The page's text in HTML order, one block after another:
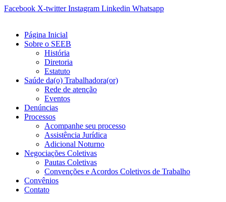
Ir
conteúdo
Facebook X-twitter Instagram Linkedin Whatsapp
Página Inicial
Sobre o SEEB
História
Diretoria
Estatuto
Saúde da(o) Trabalhadora(or)
Rede de atenção
Eventos
Denúncias
Processos
Acompanhe seu processo
Assistência Jurídica
Adicional Noturno
Negociações Coletivas
Pautas Coletivas
Convenções e Acordos Coletivos de Trabalho
Convênios
Contato